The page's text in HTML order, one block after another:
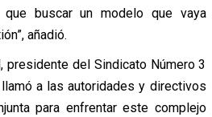
buscar un modelo que vaya
añadió.
presidente del Sindicato Número 3
a las autoridades y directivos
para enfrentar este complejo